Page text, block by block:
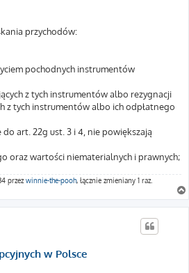
przychodów:
pochodnych instrumentów
z tych instrumentów albo rezygnacji
z tych instrumentów albo ich odpłatnego
art. 22g ust. 3 i 4, nie powiększają
oraz wartości niematerialnych i prawnych;
przez winnie-the-pooh, łącznie zmieniany 1 raz.
w Polsce